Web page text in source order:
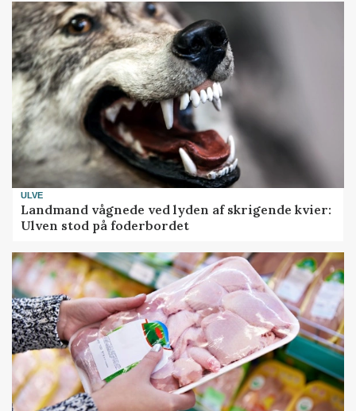
ULVE
Landmand vågnede ved lyden af skrigende kvier:
Ulven stod på foderbordet